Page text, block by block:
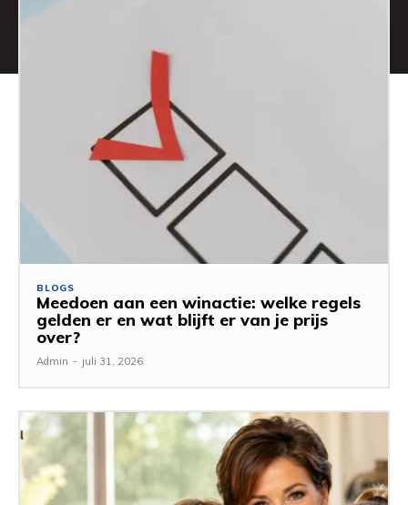
BLOGS
Meedoen aan een winactie: welke regels
gelden er en wat blijft er van je prijs
over?
Admin - juli 31, 2026